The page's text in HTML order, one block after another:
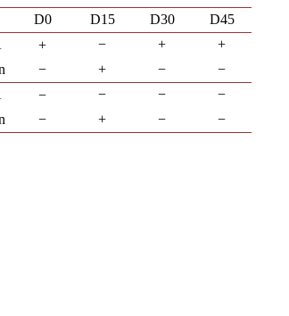
D0 D15 D30 D45
+ − +
+
− + − −
− − −
−
− + − −